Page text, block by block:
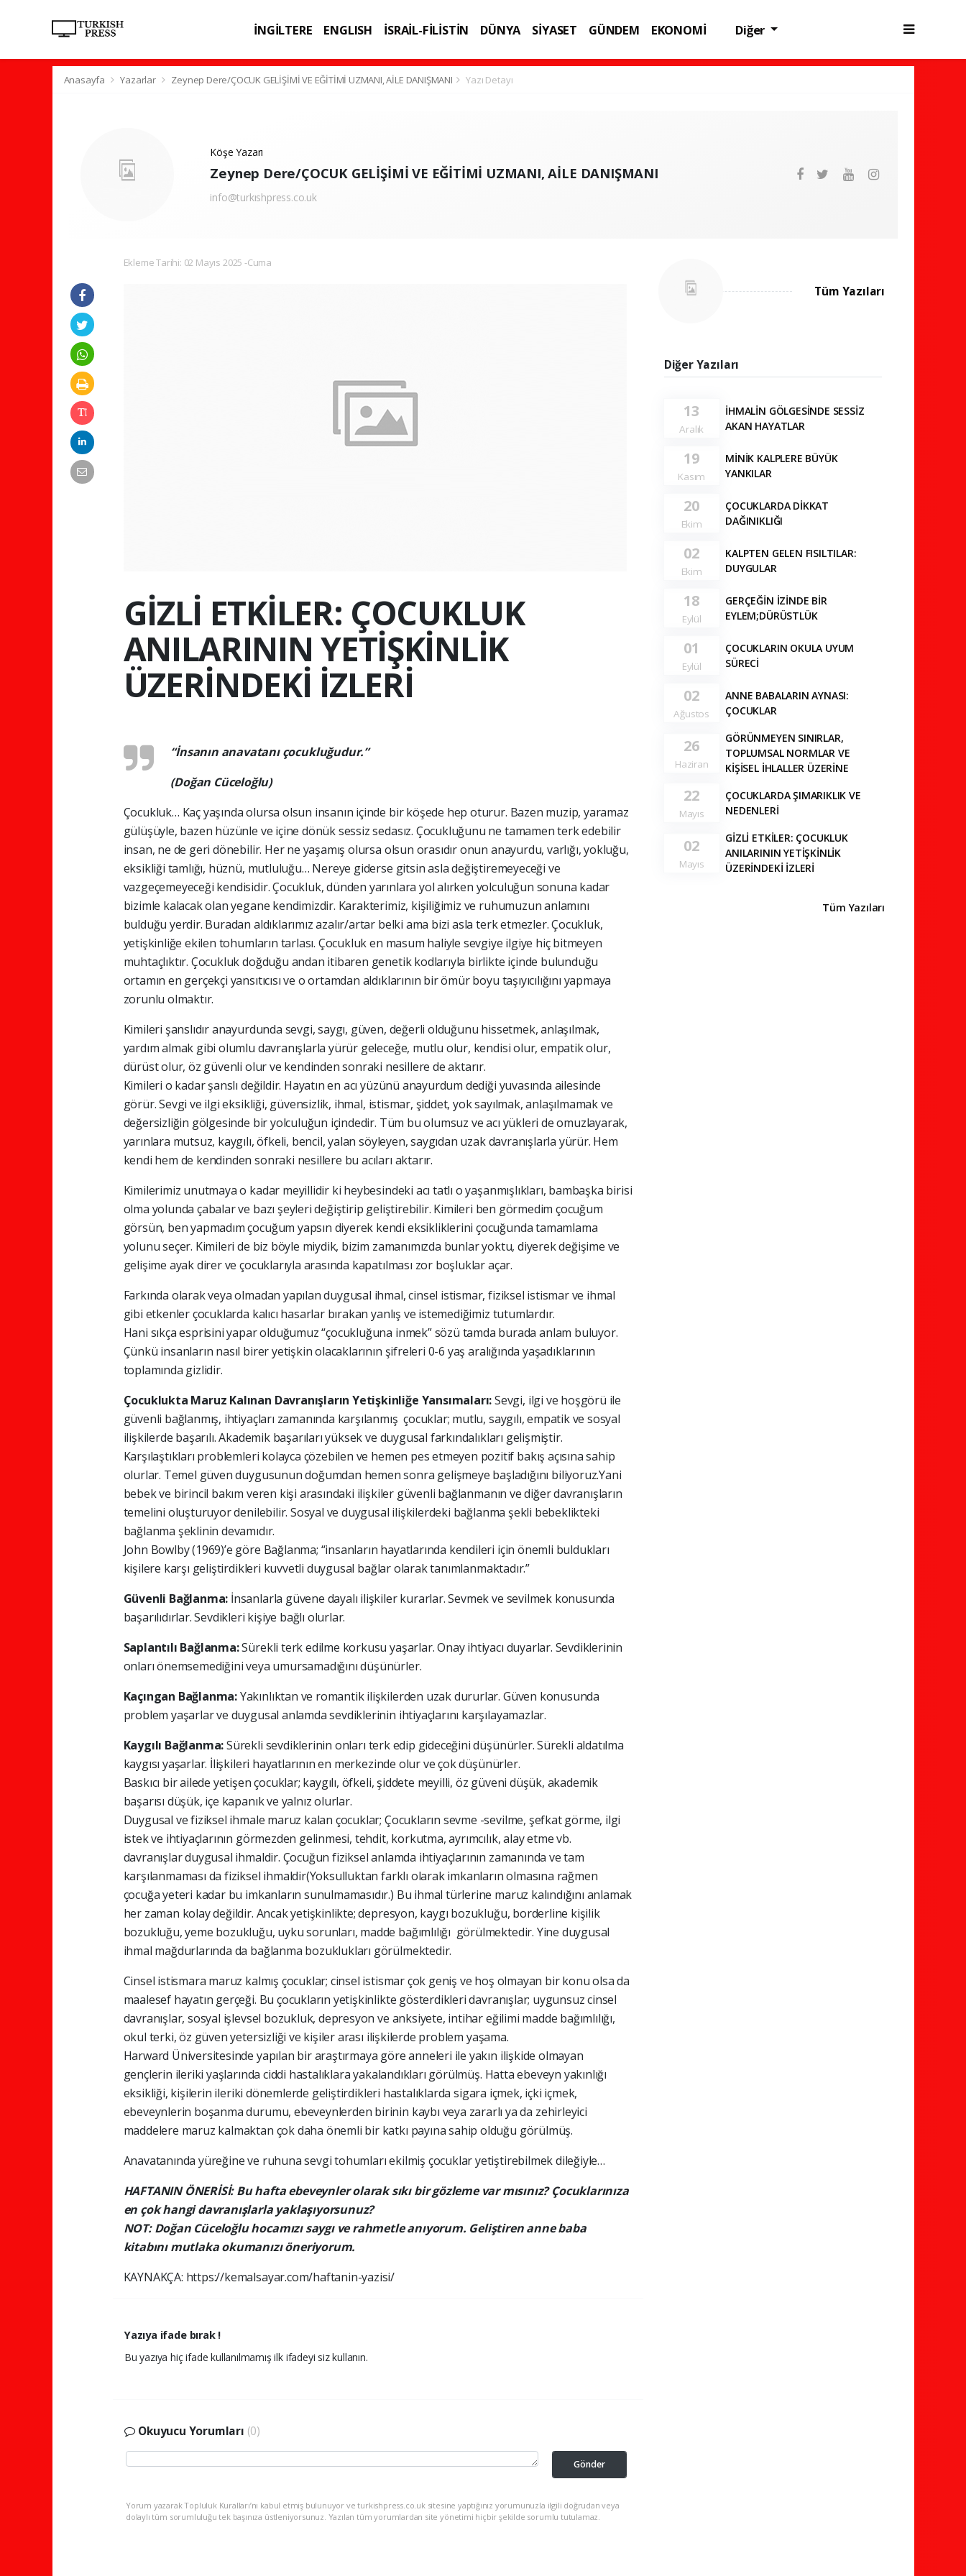
İNGİLTERE ENGLISH İSRAİL-FİLİSTİN DÜNYA SİYASET GÜNDEM
EKONOMİ
Diğer
Anasayfa Yazarlar Zeynep Dere/ÇOCUK GELİŞİMİ VE EĞİTİMİ UZMANI, AİLE DANIŞMANI Yazı Detayı
Köşe Yazarı
Zeynep Dere/ÇOCUK GELİŞİMİ VE EĞİTİMİ UZMANI, AİLE DANIŞMANI
info@turkıshpress.co.uk
Ekleme Tarihi: 02 Mayıs 2025 -Cuma
GİZLİ ETKİLER: ÇOCUKLUK
ANILARININ YETİŞKİNLİK
ÜZERİNDEKİ İZLERİ
“İnsanın anavatanı çocukluğudur.”
(Doğan Cüceloğlu)
Çocukluk… Kaç yaşında olursa olsun insanın içinde bir köşede hep oturur. Bazen muzip, yaramaz
gülüşüyle, bazen hüzünle ve içine dönük sessiz sedasız. Çocukluğunu ne tamamen terk edebilir
insan, ne de geri dönebilir. Her ne yaşamış olursa olsun orasıdır onun anayurdu, varlığı, yokluğu,
eksikliği tamlığı, hüznü, mutluluğu… Nereye giderse gitsin asla değiştiremeyeceği ve
vazgeçemeyeceği kendisidir. Çocukluk, dünden yarınlara yol alırken yolculuğun sonuna kadar
bizimle kalacak olan yegane kendimizdir. Karakterimiz, kişiliğimiz ve ruhumuzun anlamını
bulduğu yerdir. Buradan aldıklarımız azalır/artar belki ama bizi asla terk etmezler. Çocukluk,
yetişkinliğe ekilen tohumların tarlası. Çocukluk en masum haliyle sevgiye ilgiye hiç bitmeyen
muhtaçlıktır. Çocukluk doğduğu andan itibaren genetik kodlarıyla birlikte içinde bulunduğu
ortamın en gerçekçi yansıtıcısı ve o ortamdan aldıklarının bir ömür boyu taşıyıcılığını yapmaya
zorunlu olmaktır.
Kimileri şanslıdır anayurdunda sevgi, saygı, güven, değerli olduğunu hissetmek, anlaşılmak,
yardım almak gibi olumlu davranışlarla yürür geleceğe, mutlu olur, kendisi olur, empatik olur,
dürüst olur, öz güvenli olur ve kendinden sonraki nesillere de aktarır.
Kimileri o kadar şanslı değildir. Hayatın en acı yüzünü anayurdum dediği yuvasında ailesinde
görür. Sevgi ve ilgi eksikliği, güvensizlik, ihmal, istismar, şiddet, yok sayılmak, anlaşılmamak ve
değersizliğin gölgesinde bir yolculuğun içindedir. Tüm bu olumsuz ve acı yükleri de omuzlayarak,
yarınlara mutsuz, kaygılı, öfkeli, bencil, yalan söyleyen, saygıdan uzak davranışlarla yürür. Hem
kendi hem de kendinden sonraki nesillere bu acıları aktarır.
Kimilerimiz unutmaya o kadar meyillidir ki heybesindeki acı tatlı o yaşanmışlıkları, bambaşka birisi
olma yolunda çabalar ve bazı şeyleri değiştirip geliştirebilir. Kimileri ben görmedim çocuğum
görsün, ben yapmadım çocuğum yapsın diyerek kendi eksikliklerini çocuğunda tamamlama
yolunu seçer. Kimileri de biz böyle miydik, bizim zamanımızda bunlar yoktu, diyerek değişime ve
gelişime ayak direr ve çocuklarıyla arasında kapatılması zor boşluklar açar.
Farkında olarak veya olmadan yapılan duygusal ihmal, cinsel istismar, fiziksel istismar ve ihmal
gibi etkenler çocuklarda kalıcı hasarlar bırakan yanlış ve istemediğimiz tutumlardır.
Hani sıkça esprisini yapar olduğumuz “çocukluğuna inmek” sözü tamda burada anlam buluyor.
Çünkü insanların nasıl birer yetişkin olacaklarının şifreleri 0-6 yaş aralığında yaşadıklarının
toplamında gizlidir.
Çocuklukta Maruz Kalınan Davranışların Yetişkinliğe Yansımaları:Sevgi, ilgi ve hoşgörü ile
güvenli bağlanmış, ihtiyaçları zamanında karşılanmış çocuklar; mutlu, saygılı, empatik ve sosyal
ilişkilerde başarılı. Akademik başarıları yüksek ve duygusal farkındalıkları gelişmiştir.
Karşılaştıkları problemleri kolayca çözebilen ve hemen pes etmeyen pozitif bakış açısına sahip
olurlar. Temel güven duygusunun doğumdan hemen sonra gelişmeye başladığını biliyoruz.Yani
bebek ve birincil bakım veren kişi arasındaki ilişkiler güvenli bağlanmanın ve diğer davranışların
temelini oluşturuyor denilebilir. Sosyal ve duygusal ilişkilerdeki bağlanma şekli bebeklikteki
bağlanma şeklinin devamıdır.
John Bowlby (1969)’e göre Bağlanma; “insanların hayatlarında kendileri için önemli buldukları
kişilere karşı geliştirdikleri kuvvetli duygusal bağlar olarak tanımlanmaktadır.”
Güvenli Bağlanma: İnsanlarla güvene dayalı ilişkiler kurarlar. Sevmek ve sevilmek konusunda
başarılıdırlar. Sevdikleri kişiye bağlı olurlar.
Saplantılı Bağlanma:Sürekli terk edilme korkusu yaşarlar. Onay ihtiyacı duyarlar. Sevdiklerinin
onları önemsemediğini veya umursamadığını düşünürler.
Kaçıngan Bağlanma:Yakınlıktan ve romantik ilişkilerden uzak dururlar. Güven konusunda
problem yaşarlar ve duygusal anlamda sevdiklerinin ihtiyaçlarını karşılayamazlar.
Kaygılı Bağlanma:Sürekli sevdiklerinin onları terk edip gideceğini düşünürler. Sürekli aldatılma
kaygısı yaşarlar. İlişkileri hayatlarının en merkezinde olur ve çok düşünürler.
Baskıcı bir ailede yetişen çocuklar; kaygılı, öfkeli, şiddete meyilli, öz güveni düşük, akademik
başarısı düşük, içe kapanık ve yalnız olurlar.
Duygusal ve fiziksel ihmale maruz kalan çocuklar; Çocukların sevme -sevilme, şefkat görme, ilgi
istek ve ihtiyaçlarının görmezden gelinmesi, tehdit, korkutma, ayrımcılık, alay etme vb.
davranışlar duygusal ihmaldir. Çocuğun fiziksel anlamda ihtiyaçlarının zamanında ve tam
karşılanmaması da fiziksel ihmaldir(Yoksulluktan farklı olarak imkanların olmasına rağmen
çocuğa yeteri kadar bu imkanların sunulmamasıdır.) Bu ihmal türlerine maruz kalındığını anlamak
her zaman kolay değildir. Ancak yetişkinlikte; depresyon, kaygı bozukluğu, borderline kişilik
bozukluğu, yeme bozukluğu, uyku sorunları, madde bağımlılığı görülmektedir. Yine duygusal
ihmal mağdurlarında da bağlanma bozuklukları görülmektedir.
Cinsel istismara maruz kalmış çocuklar; cinsel istismar çok geniş ve hoş olmayan bir konu olsa da
maalesef hayatın gerçeği. Bu çocukların yetişkinlikte gösterdikleri davranışlar; uygunsuz cinsel
davranışlar, sosyal işlevsel bozukluk, depresyon ve anksiyete, intihar eğilimi madde bağımlılığı,
okul terki, öz güven yetersizliği ve kişiler arası ilişkilerde problem yaşama.
Harward Üniversitesinde yapılan bir araştırmaya göre anneleri ile yakın ilişkide olmayan
gençlerin ileriki yaşlarında ciddi hastalıklara yakalandıkları görülmüş. Hatta ebeveyn yakınlığı
eksikliği, kişilerin ileriki dönemlerde geliştirdikleri hastalıklarda sigara içmek, içki içmek,
ebeveynlerin boşanma durumu, ebeveynlerden birinin kaybı veya zararlı ya da zehirleyici
maddelere maruz kalmaktan çok daha önemli bir katkı payına sahip olduğu görülmüş.
Anavatanında yüreğine ve ruhuna sevgi tohumları ekilmiş çocuklar yetiştirebilmek dileğiyle…
HAFTANIN ÖNERİSİ: Bu hafta ebeveynler olarak sıkı bir gözleme var mısınız? Çocuklarınıza
en çok hangi davranışlarla yaklaşıyorsunuz?
NOT: Doğan Cüceloğlu hocamızı saygı ve rahmetle anıyorum. Geliştiren anne baba
kitabını mutlaka okumanızı öneriyorum.
KAYNAKÇA: https://kemalsayar.com/haftanin-yazisi/
Yazıya ifade bırak !
Bu yazıya hiç ifade kullanılmamış ilk ifadeyi siz kullanın.
Okuyucu Yorumları (0)
Gönder
Yorum yazarak Topluluk Kuralları’nı kabul etmiş bulunuyor ve turkishpress.co.uk sitesine yaptığınız yorumunuzla ilgili doğrudan veya
dolaylı tüm sorumluluğu tek başınıza üstleniyorsunuz. Yazılan tüm yorumlardan site yönetimi hiçbir şekilde sorumlu tutulamaz.
Tüm Yazıları
Diğer Yazıları
13
Aralık
İHMALİN GÖLGESİNDE SESSİZ
AKAN HAYATLAR
19
Kasım
MİNİK KALPLERE BÜYÜK
YANKILAR
20
Ekim
ÇOCUKLARDA DİKKAT
DAĞINIKLIĞI
02
Ekim
KALPTEN GELEN FISILTILAR:
DUYGULAR
18
Eylül
GERÇEĞİN İZİNDE BİR
EYLEM;DÜRÜSTLÜK
01
Eylül
ÇOCUKLARIN OKULA UYUM
SÜRECİ
02
Ağustos
ANNE BABALARIN AYNASI:
ÇOCUKLAR
26
Haziran
GÖRÜNMEYEN SINIRLAR,
TOPLUMSAL NORMLAR VE
KİŞİSEL İHLALLER ÜZERİNE
22
Mayıs
ÇOCUKLARDA ŞIMARIKLIK VE
NEDENLERİ
02
Mayıs
GİZLİ ETKİLER: ÇOCUKLUK
ANILARININ YETİŞKİNLİK
ÜZERİNDEKİ İZLERİ
Tüm Yazıları